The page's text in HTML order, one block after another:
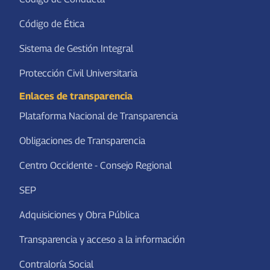
FEUAA Federación de Estudiantes de la UAA
Código de Ética
Sistema de Gestión Integral
Protección Civil Universitaria
Enlaces de transparencia
Plataforma Nacional de Transparencia
Obligaciones de Transparencia
Centro Occidente - Consejo Regional
SEP
Adquisiciones y Obra Pública
Transparencia y acceso a la información
Contraloría Social